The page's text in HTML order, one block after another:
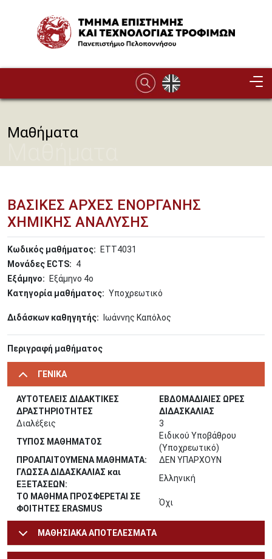
Image
Μαθήματα
ΒΑΣΙΚΕΣ ΑΡΧΕΣ ΕΝΟΡΓΑΝΗΣ
ΧΗΜΙΚΗΣ ΑΝΑΛΥΣΗΣ
Κωδικός μαθήματος
ΕΤΤ4031
Μονάδες ECTS
4
Εξάμηνο
Εξάμηνο 4o
Κατηγορία μαθήματος
Υποχρεωτικό
Διδάσκων καθηγητής Ιωάννης Καπόλος
Περιγραφή μαθήματος
ΓΕΝΙΚΑ
ΑΥΤΟΤΕΛΕΙΣ ΔΙΔΑΚΤΙΚΕΣ
ΔΡΑΣΤΗΡΙΟΤΗΤΕΣ
ΕΒΔΟΜΑΔΙΑΙΕΣ ΩΡΕΣ
ΔΙΔΑΣΚΑΛΙΑΣ
Διαλέξεις
3
ΤΥΠΟΣ ΜΑΘΗΜΑΤΟΣ
Ειδικού Υποβάθρου
(Υποχρεωτικό)
ΠΡΟΑΠΑΙΤΟΥΜΕΝΑ ΜΑΘΗΜΑΤΑ:
ΔΕΝ ΥΠΑΡΧΟΥΝ
ΓΛΩΣΣΑ ΔΙΔΑΣΚΑΛΙΑΣ και
ΕΞΕΤΑΣΕΩΝ:
Ελληνική
ΤΟ ΜΑΘΗΜΑ ΠΡΟΣΦΕΡΕΤΑΙ ΣΕ
ΦΟΙΤΗΤΕΣ ERASMUS
Όχι
ΜΑΘΗΣΙΑΚΑ ΑΠΟΤΕΛΕΣΜΑΤΑ